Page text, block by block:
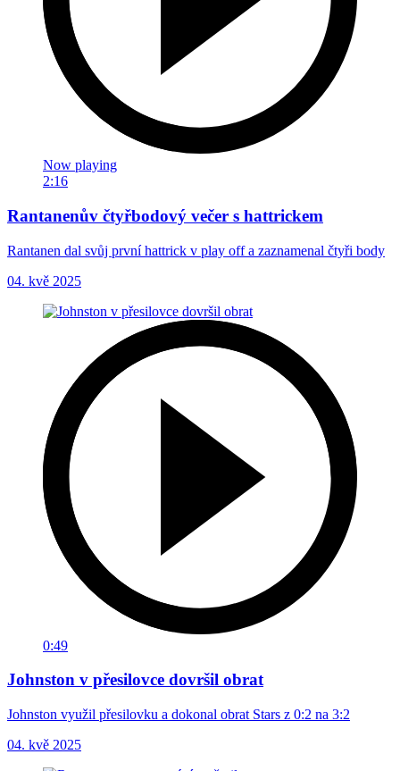
Now playing
2:16
Rantanenův čtyřbodový večer s hattrickem
Rantanen dal svůj první hattrick v play off a zaznamenal čtyři body
04. kvě 2025
0:49
Johnston v přesilovce dovršil obrat
Johnston využil přesilovku a dokonal obrat Stars z 0:2 na 3:2
04. kvě 2025